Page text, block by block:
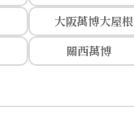
大阪萬博大屋根
關西萬博